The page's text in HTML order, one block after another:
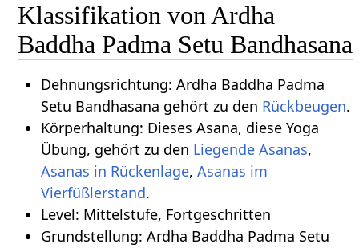
Klassifikation von Ardha
Baddha Padma Setu Bandhasana
Dehnungsrichtung: Ardha Baddha Padma
Setu Bandhasana gehört zu den Rückbeugen.
Körperhaltung: Dieses Asana, diese Yoga
Übung, gehört zu den Liegende Asanas,
Asanas in Rückenlage, Asanas im
Vierfüßlerstand.
Level: Mittelstufe, Fortgeschritten
Grundstellung: Ardha Baddha Padma Setu